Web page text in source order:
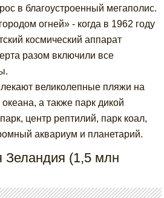
в благоустроенный мегаполис.
огней» - когда в 1962 году
космический аппарат
разом включили все
великолепные пляжи на
а также парк дикой
центр рептилий, парк коал,
аквариум и планетарий.
(1,5 млн